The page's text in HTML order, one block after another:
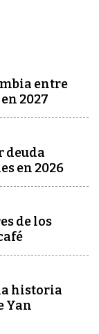
entre
2027
deuda
en 2026
de los
historia
Yan